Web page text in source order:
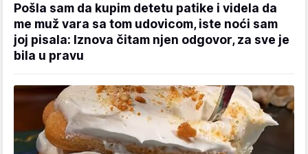
Pošla sam da kupim detetu patike i videla da
me muž vara sa tom udovicom, iste noći sam
joj pisala: Iznova čitam njen odgovor, za sve je
bila u pravu